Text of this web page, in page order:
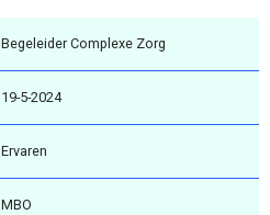
Begeleider Complexe Zorg
19-5-2024
Ervaren
MBO